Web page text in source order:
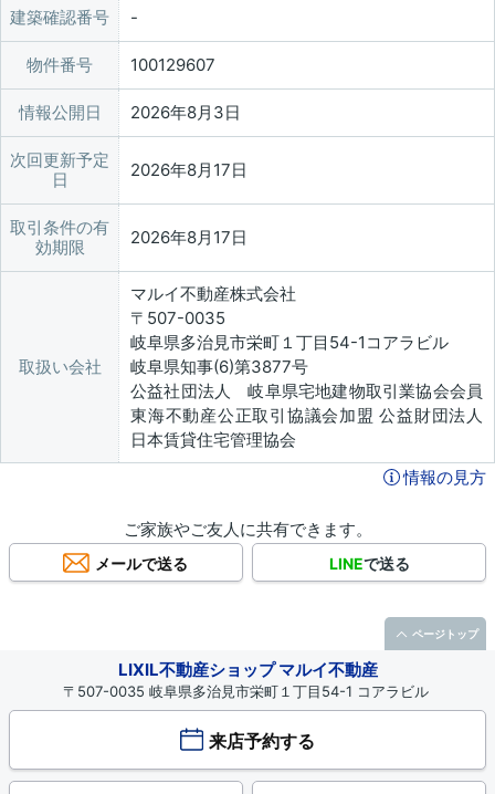
建築確認番号
物件番号 100129607
情報公開日 2026年8月3日
次回更新予定
日
2026年8月17日
取引条件の有
効期限
2026年8月17日
取扱い会社
マルイ不動産株式会社
〒507-0035
岐阜県多治見市栄町１丁目54-1コアラビル
岐阜県知事(6)第3877号
公益社団法人 岐阜県宅地建物取引業協会会員
東海不動産公正取引協議会加盟 公益財団法人
日本賃貸住宅管理協会
情報の見方
ご家族やご友人に共有できます。
メールで送る LINEで送る
LIXIL不動産ショップ マルイ不動産
〒507-0035 岐阜県多治見市栄町１丁目54-1 コアラビル
来店予約する
ページトップ